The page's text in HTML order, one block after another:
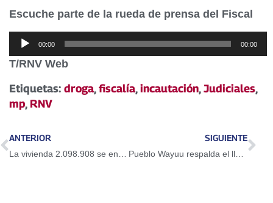
Escuche parte de la rueda de prensa del Fiscal
Reproductor
de
audio
00:00 00:00
T/RNV Web
Etiquetas: droga,fiscalía,incautación,Judiciales,
mp, RNV
ANTERIOR SIGUIENTE
Pueblo Wayuu respalda el llamado al diálogo y reconciliación por paz del pueblo venezolano